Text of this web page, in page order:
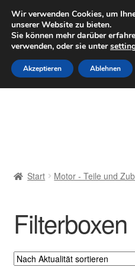
Mo–Fr 9–16
Zur
Navigation
springen
Zum
Inhalt
springen
Datenschutz-Bestimmungen
Impressum
Start Motor - Teile und
Filterboxen
Wir verwenden Cookies, um
unserer Website zu bieten.
Sie können mehr darüber
verwenden, oder sie unter
Akzeptieren Ablehnen